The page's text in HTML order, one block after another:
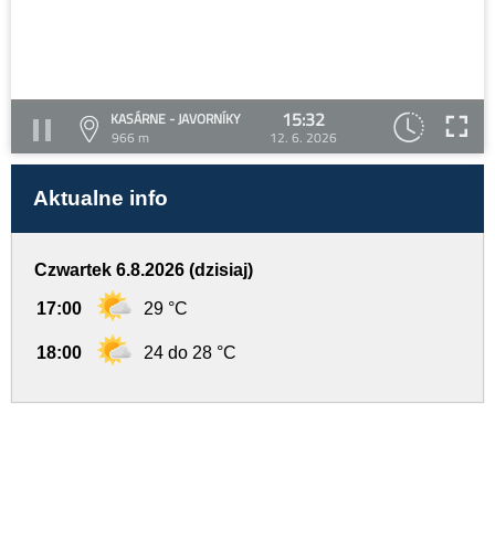
KASÁRNE - JAVORNÍKY
966 m
15:32
12. 6. 2026
Aktualne info
Czwartek 6.8.2026 (dzisiaj)
17:00 29 °C
18:00 24 do 28 °C